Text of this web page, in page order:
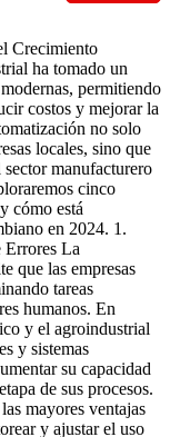
Crecimiento
ha tomado un
permitiendo
costos y mejorar la
no solo
locales, sino que
manufacturero
cinco
cómo está
en 2024. 1.
Errores La
que las empresas
tareas
humanos. En
y el agroindustrial
y sistemas
su capacidad
de sus procesos.
mayores ventajas
y ajustar el uso